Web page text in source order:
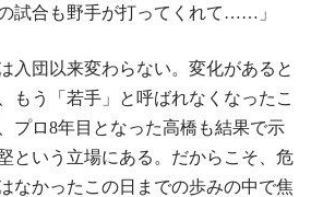
試合も野手が打ってくれて……」
入団以来変わらない。変化があると
もう「若手」と呼ばれなくなったこ
プロ8年目となった高橋も結果で示
という立場にある。だからこそ、危
なかったこの日までの歩みの中で焦